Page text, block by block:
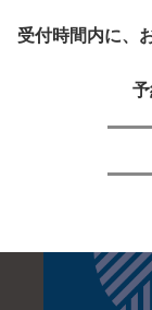
受付時間内に、